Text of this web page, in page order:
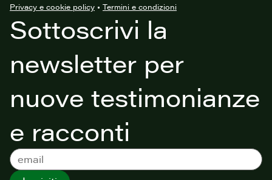
Privacy e cookie policy • Termini e condizioni
Sottoscrivi la
newsletter per
nuove testimonianze
e racconti